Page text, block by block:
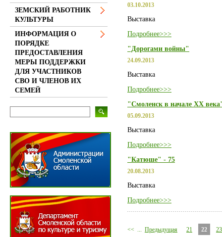
03.10.2013
Выставка
Подробнее>>>
"Дорогами войны"
24.09.2013
Выставка
Подробнее>>>
"Смоленск в начале ХХ
05.09.2013
Выставка
Подробнее>>>
"Катюше" - 75
20.08.2013
Выставка
Подробнее>>>
<< Предыдущая 21 22 23
ЗЕМСКИЙ РАБОТНИК
КУЛЬТУРЫ
ИНФОРМАЦИЯ О
ПОРЯДКЕ
ПРЕДОСТАВЛЕНИЯ
МЕРЫ ПОДДЕРЖКИ
ДЛЯ УЧАСТНИКОВ
СВО И ЧЛЕНОВ ИХ
СЕМЕЙ